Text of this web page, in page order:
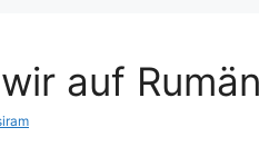
auf